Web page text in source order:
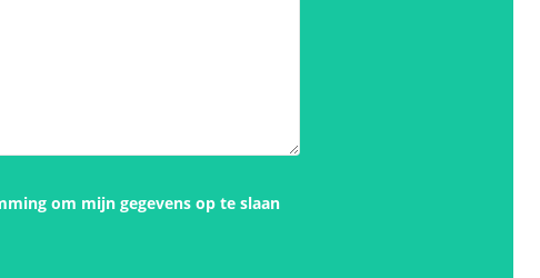
om mijn gegevens op te slaan